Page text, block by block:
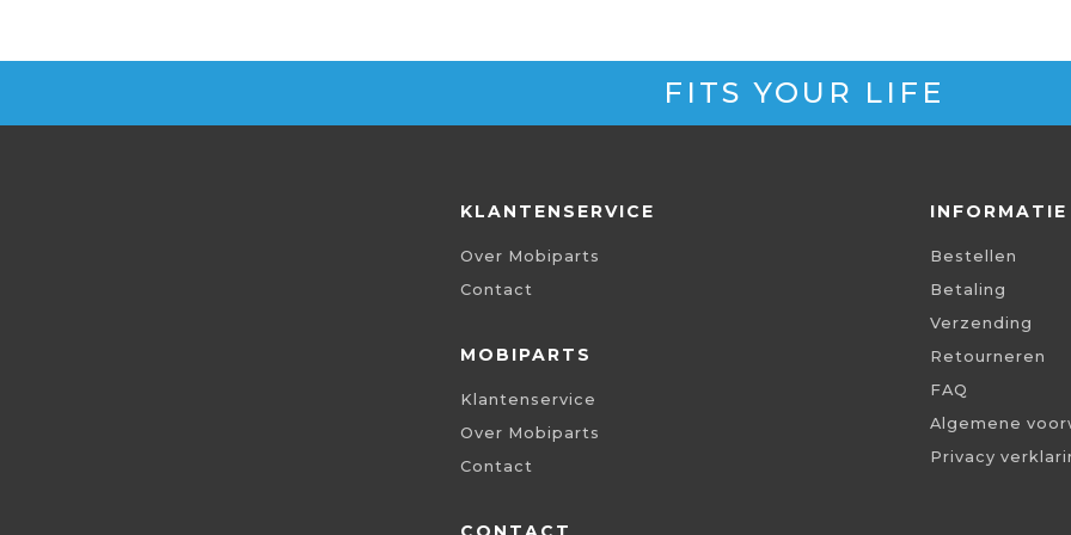
FITS YOUR LIFE
KLANTENSERVICE
Over Mobiparts
Contact
MOBIPARTS
Klantenservice
Over Mobiparts
Contact
INFORMATIE
Bestellen
Betaling
Verzending
Retourneren
FAQ
Algemene
Privacy